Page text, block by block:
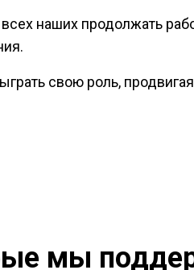
наших продолжать
свою роль,
мы